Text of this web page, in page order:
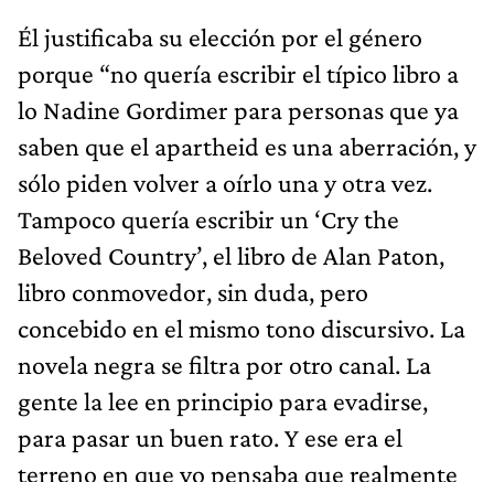
Él justificaba su elección por el género
porque “no quería escribir el típico libro a
lo Nadine Gordimer para personas que ya
saben que el apartheid es una aberración, y
sólo piden volver a oírlo una y otra vez.
Tampoco quería escribir un ‘Cry the
Beloved Country’, el libro de Alan Paton,
libro conmovedor, sin duda, pero
concebido en el mismo tono discursivo. La
novela negra se filtra por otro canal. La
gente la lee en principio para evadirse,
para pasar un buen rato. Y ese era el
terreno en que yo pensaba que realmente